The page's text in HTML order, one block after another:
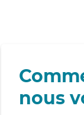
nous